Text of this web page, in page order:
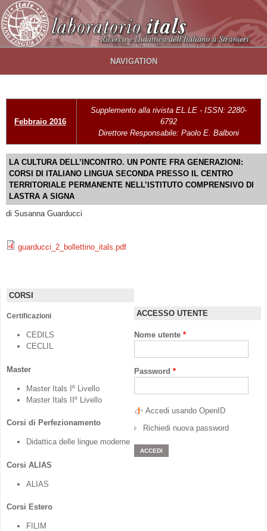
Salta al contenuto principale
NAVIGATION
Febbraio 2016
Supplemento alla rivista EL.LE - ISSN: 2280-
6792
Direttore Responsabile: Paolo E. Balboni
LA CULTURA DELL’INCONTRO. UN PONTE FRA GENERAZIONI:
CORSI DI ITALIANO LINGUA SECONDA PRESSO IL CENTRO
TERRITORIALE PERMANENTE NELL’ISTITUTO COMPRENSIVO DI
LASTRA A SIGNA
di Susanna Guarducci
guarducci_2_bollettino_itals.pdf
CORSI
Certificazioni
CEDILS
CECLIL
Master
Master Itals Iº Livello
Master Itals IIº Livello
Corsi di Perfezionamento
Didattica delle lingue moderne
Corsi ALIAS
ALIAS
Corsi Estero
FILIM
ACCESSO UTENTE
Nome utente *
Password *
Accedi usando OpenID
Richiedi nuova password